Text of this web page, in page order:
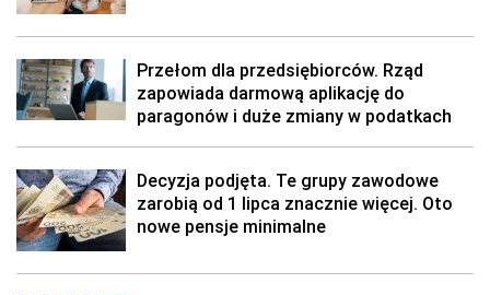
Przełom dla przedsiębiorców. Rząd
zapowiada darmową aplikację do
paragonów i duże zmiany w podatkach
Decyzja podjęta. Te grupy zawodowe
zarobią od 1 lipca znacznie więcej. Oto
nowe pensje minimalne